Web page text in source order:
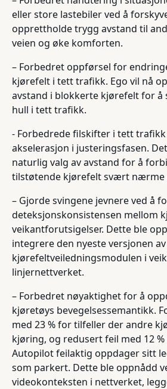
eller store lastebiler ved å
opprettholde trygg avstand til
veien og øke komforten.
– Forbedret oppførsel for
kjørefelt i tett trafikk. Ego vil nå
avstand i blokkerte kjørefelt for å
hull i tett trafikk.
- Forbedrede filskifter i tett
akselerasjon i justeringsfasen.
naturlig valg av avstand for å
tilstøtende kjørefelt svært nærme
– Gjorde svingene jevnere ved å
deteksjonskonsistensen mellom
veikantforutsigelser. Dette ble
integrere den nyeste versjonen av
kjørefeltveiledningsmodulen i
linjernettverket.
– Forbedret nøyaktighet for å
kjøretøys bevegelsessemantikk.
med 23 % for tilfeller der andre
kjøring, og redusert feil med 12
Autopilot feilaktig oppdager sitt
som parkert. Dette ble oppnådd
videokonteksten i nettverket,